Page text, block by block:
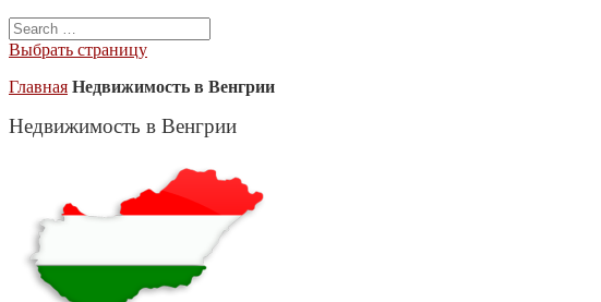
Выбрать страницу
Главная Недвижимость в Венгрии
Недвижимость в Венгрии